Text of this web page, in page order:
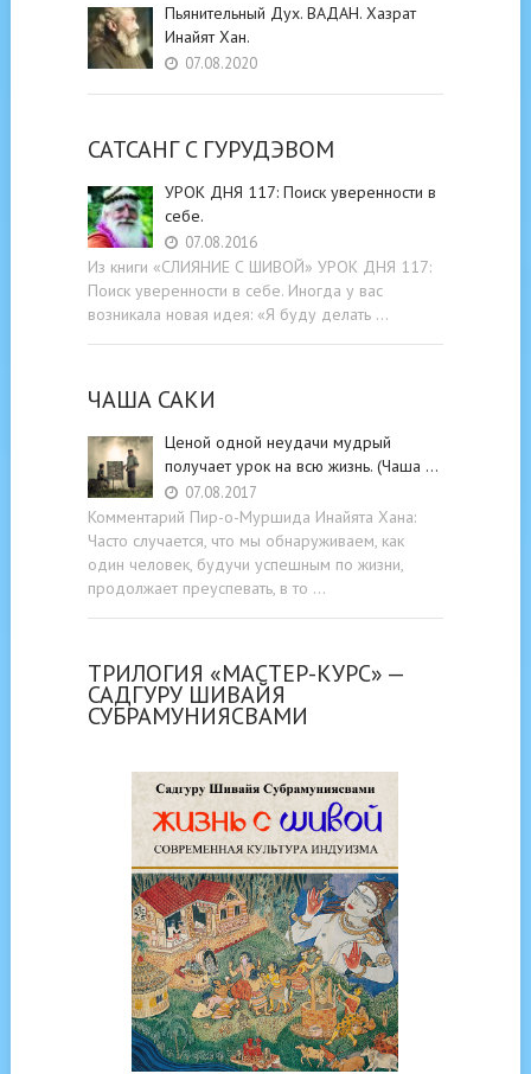
Пьянительный Дух. ВАДАН. Хазрат
Инайят Хан.
07.08.2020
САТСАНГ C ГУРУДЭВОМ
УРОК ДНЯ 117: Поиск уверенности в
себе.
07.08.2016
Из книги «СЛИЯНИЕ С ШИВОЙ» УРОК ДНЯ 117:
Поиск уверенности в себе. Иногда у вас
возникала новая идея: «Я буду делать …
ЧАША САКИ
Ценой одной неудачи мудрый
получает урок на всю жизнь. (Чаша …
07.08.2017
Комментарий Пир-о-Муршида Инайята Хана:
Часто случается, что мы обнаруживаем, как
один человек, будучи успешным по жизни,
продолжает преуспевать, в то …
ТРИЛОГИЯ «МАСТЕР-КУРС» —
САДГУРУ ШИВАЙЯ
СУБРАМУНИЯСВАМИ